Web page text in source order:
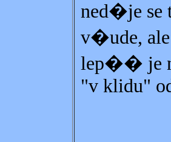
ned�je se
v�ude,
lep�� je
"v klidu"